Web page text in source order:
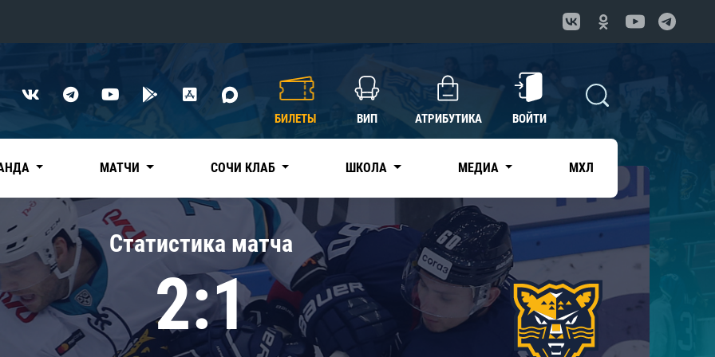
Нефтехимик
Трактор
Дивизион Чернышева
Авангард
Адмирал
КХЛ
БИЛЕТЫ ВИП АТРИБУТИКА ВОЙТИ
МАТЧИ СОЧИ КЛАБ ШКОЛА МЕДИА МХЛ
Статистика матча
2:1